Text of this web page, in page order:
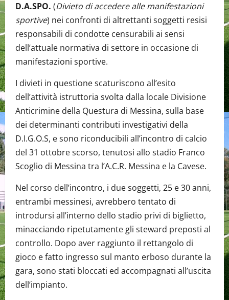
D.A.SPO. (Divieto di accedere alle manifestazioni
sportive) nei confronti di altrettanti soggetti resisi
responsabili di condotte censurabili ai sensi
dell’attuale normativa di settore in occasione di
manifestazioni sportive.
I divieti in questione scaturiscono all’esito
dell’attività istruttoria svolta dalla locale Divisione
Anticrimine della Questura di Messina, sulla base
dei determinanti contributi investigativi della
D.I.G.O.S, e sono riconducibili all’incontro di calcio
del 31 ottobre scorso, tenutosi allo stadio Franco
Scoglio di Messina tra l’A.C.R. Messina e la Cavese.
Nel corso dell’incontro, i due soggetti, 25 e 30 anni,
entrambi messinesi, avrebbero tentato di
introdursi all’interno dello stadio privi di biglietto,
minacciando ripetutamente gli steward preposti al
controllo. Dopo aver raggiunto il rettangolo di
gioco e fatto ingresso sul manto erboso durante la
gara, sono stati bloccati ed accompagnati all’uscita
dell’impianto.